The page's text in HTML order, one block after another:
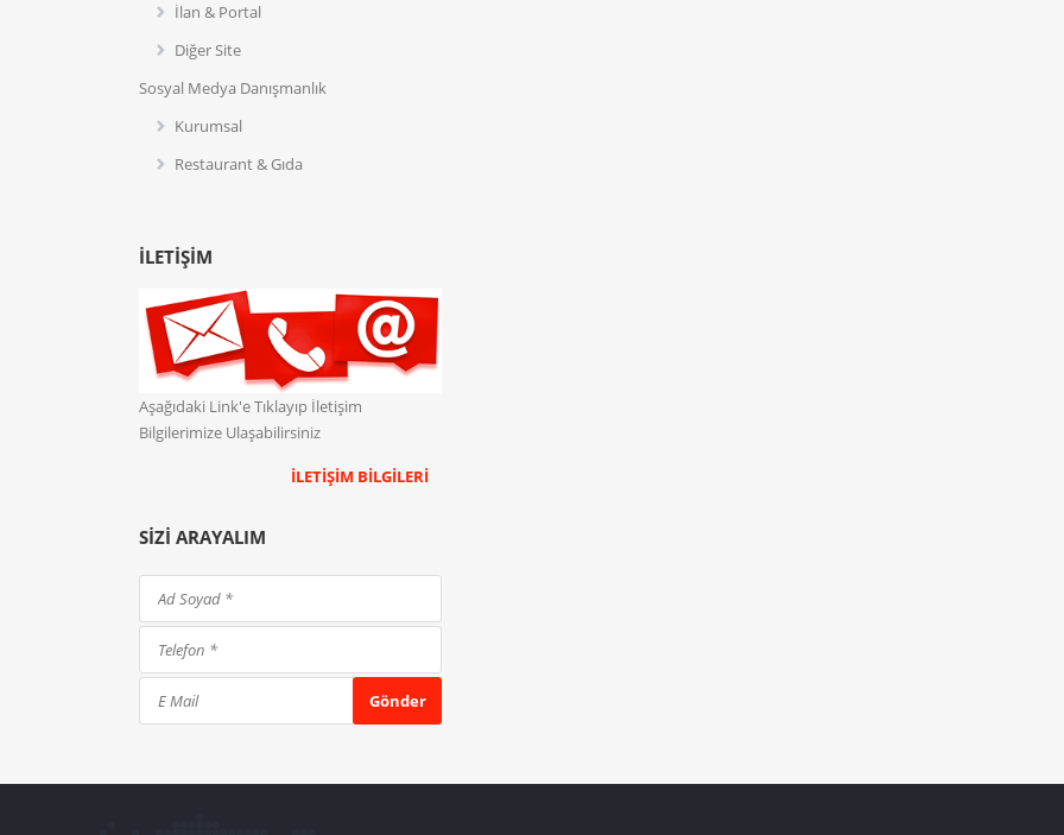
İlan & Portal
Diğer Site
Sosyal Medya Danışmanlık
Kurumsal
Restaurant & Gıda
İLETIŞIM
Aşağıdaki Link'e Tıklayıp İletişim
Bilgilerimize Ulaşabilirsiniz
İLETIŞIM BILGILERI
SIZI ARAYALIM